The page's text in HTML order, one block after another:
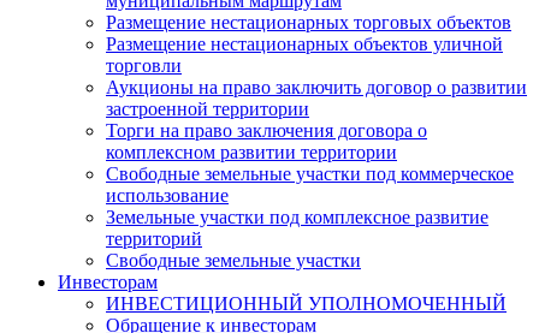
Размещение нестационарных торговых объектов
Размещение нестационарных объектов уличной
торговли
Аукционы на право заключить договор о развитии
застроенной территории
Торги на право заключения договора о
комплексном развитии территории
Свободные земельные участки под коммерческое
использование
Земельные участки под комплексное развитие
территорий
Свободные земельные участки
Инвесторам
ИНВЕСТИЦИОННЫЙ УПОЛНОМОЧЕННЫЙ
Обращение к инвесторам